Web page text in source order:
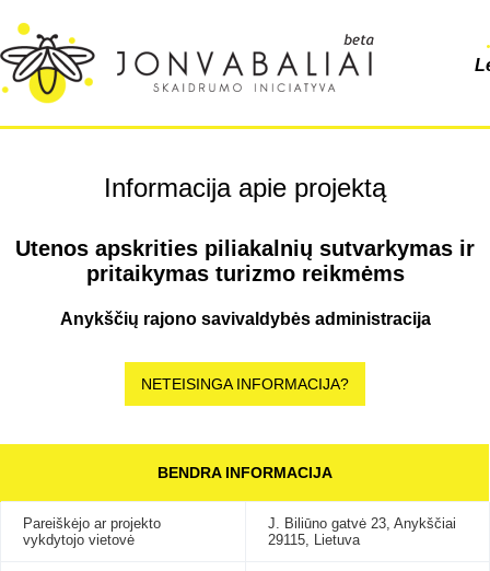
Informacija apie projektą
Utenos apskrities piliakalnių sutvarkymas ir
pritaikymas turizmo reikmėms
Anykščių rajono savivaldybės administracija
NETEISINGA INFORMACIJA?
BENDRA INFORMACIJA
Pareiškėjo ar projekto
vykdytojo vietovė
J. Biliūno gatvė 23, Anykščiai
29115, Lietuva